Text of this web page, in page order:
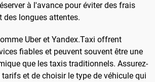
à l'avance pour éviter des frais
des longues attentes.
Uber et Yandex.Taxi offrent
fiables et peuvent souvent être une
que les taxis traditionnels. Assurez-
et de choisir le type de véhicule qui